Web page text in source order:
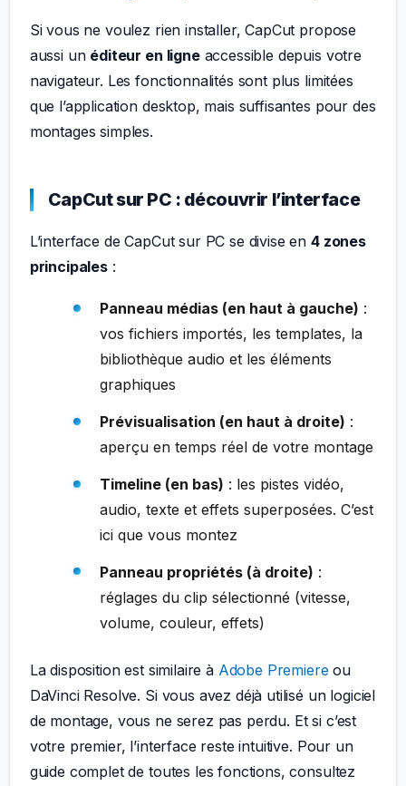
Si vous ne voulez rien installer, CapCut propose
aussi un éditeur en ligneaccessible depuis votre
navigateur. Les fonctionnalités sont plus limitées
que l’application desktop, mais suffisantes pour des
montages simples.
CapCut sur PC : découvrir l’interface
L’interface de CapCut sur PC se divise en 4 zones
principales:
Panneau médias (en haut à gauche) :
vos fichiers importés, les templates, la
bibliothèque audio et les éléments
graphiques
Prévisualisation (en haut à droite) :
aperçu en temps réel de votre montage
Timeline (en bas) : les pistes vidéo,
audio, texte et effets superposées. C’est
ici que vous montez
Panneau propriétés (à droite) :
réglages du clip sélectionné (vitesse,
volume, couleur, effets)
La disposition est similaire à Adobe Premiereou
DaVinci Resolve. Si vous avez déjà utilisé un logiciel
de montage, vous ne serez pas perdu. Et si c’est
votre premier, l’interface reste intuitive. Pour un
guide complet de toutes les fonctions, consultez